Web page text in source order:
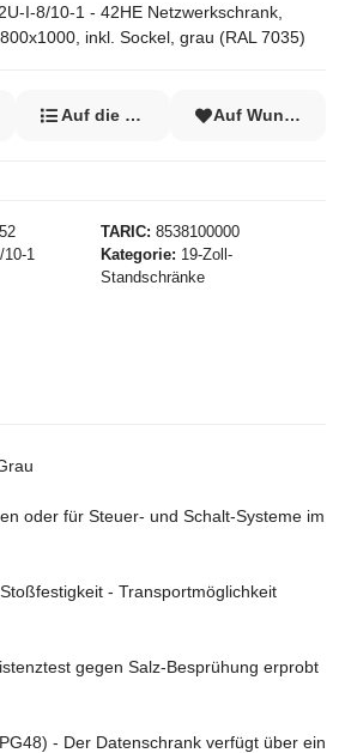
10-1
TARIC 8538100000
Kategorie 19-Zoll-
Standschränke
I-8/10-1 - 42HE Netzwerkschrank,
inkl. Sockel, grau (RAL 7035)
Auf die Vergleichsliste
Auf
oder für Steuer- und Schalt-Systeme im
- Transportmöglichkeit
gegen Salz-Besprühung erprobt
- Der Datenschrank verfügt über ein